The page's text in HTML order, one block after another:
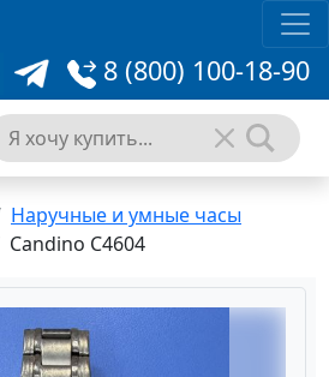
8 (800) 100-18-90
Наручные и умные часы
Candino C4604